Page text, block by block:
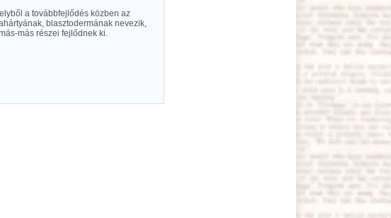
a továbbfejlődés közben az
blasztodermának nevezik,
más részei fejlődnek ki.